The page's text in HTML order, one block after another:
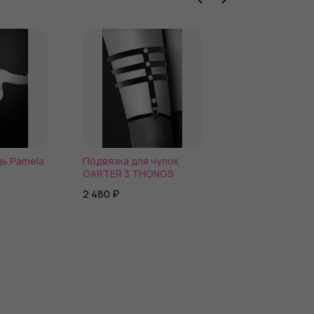
Pamela
Подвязка для чулок
GARTER 3 THONGS
2 480 ₽